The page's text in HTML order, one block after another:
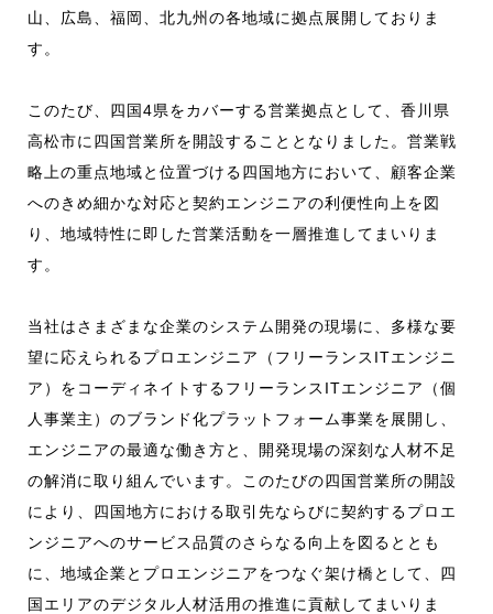
山、広島、福岡、北九州の各地域に拠点展開しておりま
す。
このたび、四国4県をカバーする営業拠点として、香川県
高松市に四国営業所を開設することとなりました。営業戦
略上の重点地域と位置づける四国地方において、顧客企業
へのきめ細かな対応と契約エンジニアの利便性向上を図
り、地域特性に即した営業活動を一層推進してまいりま
す。
当社はさまざまな企業のシステム開発の現場に、多様な要
望に応えられるプロエンジニア（フリーランスITエンジニ
ア）をコーディネイトするフリーランスITエンジニア（個
人事業主）のブランド化プラットフォーム事業を展開し、
エンジニアの最適な働き方と、開発現場の深刻な人材不足
の解消に取り組んでいます。このたびの四国営業所の開設
により、四国地方における取引先ならびに契約するプロエ
ンジニアへのサービス品質のさらなる向上を図るととも
に、地域企業とプロエンジニアをつなぐ架け橋として、四
国エリアのデジタル人材活用の推進に貢献してまいりま